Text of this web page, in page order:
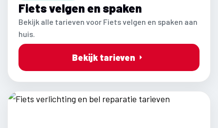
Fiets velgen en spaken
Bekijk alle tarieven voor Fiets velgen en spaken aan
huis.
Bekijk tarieven